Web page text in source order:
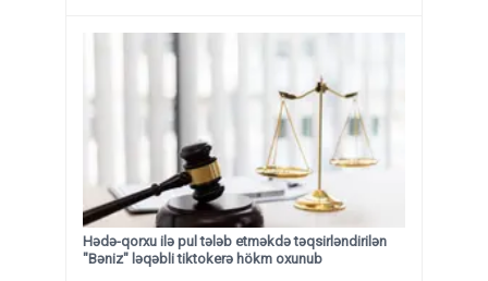
Hədə-qorxu ilə pul tələb etməkdə təqsirləndirilən
"Bəniz" ləqəbli tiktokerə hökm oxunub